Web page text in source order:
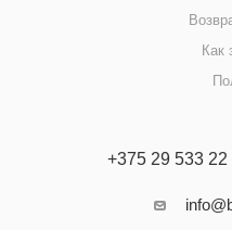
Как
+375 29 533 22